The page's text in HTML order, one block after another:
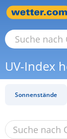
UV-Index
Sonnenstände